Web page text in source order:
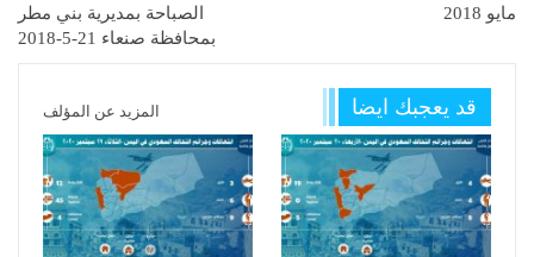
مايو 2018
الصباحة بمديرية بني مطر
بمحافظة صنعاء 21-5-2018
قد يعجبك ايضا المزيد عن المؤلف